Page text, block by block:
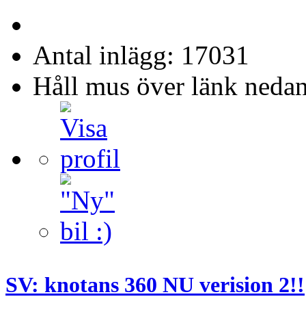
Antal inlägg: 17031
Håll mus över länk
SV: knotans 360 NU verision 2!!